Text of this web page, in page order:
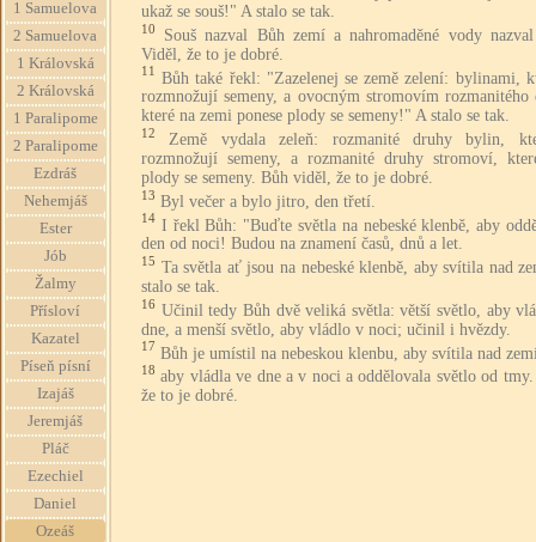
1 Samuelova
2 Samuelova
1 Královská
2 Královská
1 Paralipome
2 Paralipome
Ezdráš
Nehemjáš
Ester
Jób
Žalmy
Přísloví
Kazatel
Píseň písní
Izajáš
Jeremjáš
Pláč
Ezechiel
Daniel
Ozeáš
ukaž se souš!" A stalo se tak.
10
Souš nazval Bůh zemí a nahromaděné vody
Viděl, že to je dobré.
11 Bůh také řekl: "Zazelenej se země zelení: bylinami,
rozmnožují semeny, a ovocným stromovím rozmanitého
které na zemi ponese plody se semeny!" A stalo se tak.
12
Země vydala zeleň: rozmanité druhy bylin,
rozmnožují semeny, a rozmanité druhy stromoví,
plody se semeny. Bůh viděl, že to je dobré.
13 Byl večer a bylo jitro, den třetí.
14 I řekl Bůh: "Buďte světla na nebeské klenbě, aby
den od noci! Budou na znamení časů, dnů a let.
15 Ta světla ať jsou na nebeské klenbě, aby svítila nad
stalo se tak.
16 Učinil tedy Bůh dvě veliká světla: větší světlo, aby
dne, a menší světlo, aby vládlo v noci; učinil i hvězdy.
17 Bůh je umístil na nebeskou klenbu, aby svítila nad
18 aby vládla ve dne a v noci a oddělovala světlo od
že to je dobré.